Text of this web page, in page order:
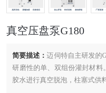
真空压盘泵G180
简要描述：迈伺特自主研发的
研磨性的单、双组份灌封材料
胶水进行真空脱泡，柱塞式供